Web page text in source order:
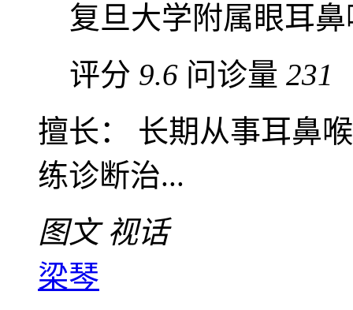
复旦大学附属眼耳
评分 9.6 问诊量 231
擅长： 长期从事耳鼻
练诊断治...
图文 视话
梁琴